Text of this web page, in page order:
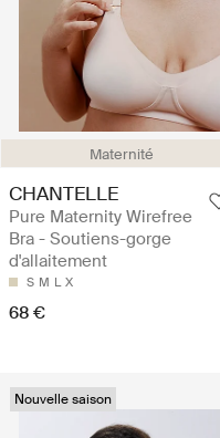
Maternité
CHANTELLE
Pure Maternity Wirefree
Bra - Soutiens-gorge
d'allaitement
S M L X
68 €
Nouvelle saison